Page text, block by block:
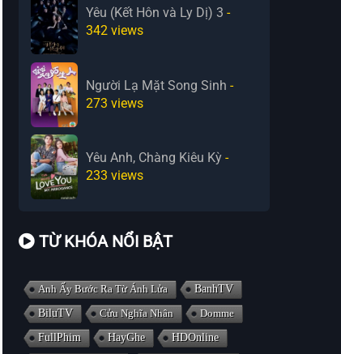
Yêu (Kết Hôn và Ly Dị) 3 -
342 views
Người Lạ Mặt Song Sinh -
273 views
Yêu Anh, Chàng Kiêu Kỳ -
233 views
TỪ KHÓA NỔI BẬT
Anh Ấy Bước Ra Từ Ánh Lửa
BanhTV
BiluTV
Cửu Nghĩa Nhân
Domme
FullPhim
HayGhe
HDOnline